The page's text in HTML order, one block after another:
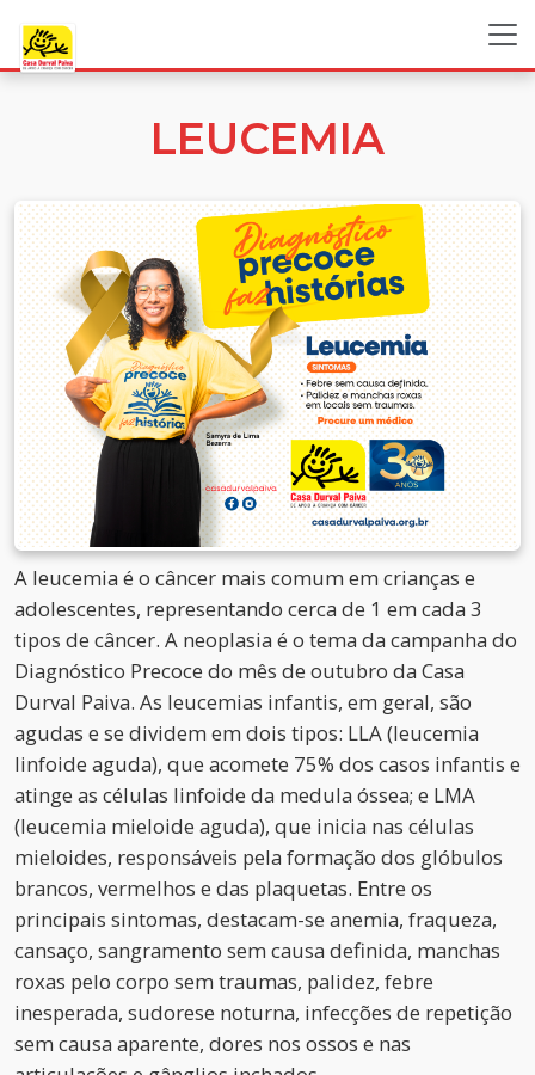
LEUCEMIA
A leucemia é o câncer mais comum em crianças e
adolescentes, representando cerca de 1 em cada 3
tipos de câncer. A neoplasia é o tema da campanha do
Diagnóstico Precoce do mês de outubro da Casa
Durval Paiva. As leucemias infantis, em geral, são
agudas e se dividem em dois tipos: LLA (leucemia
linfoide aguda), que acomete 75% dos casos infantis e
atinge as células linfoide da medula óssea; e LMA
(leucemia mieloide aguda), que inicia nas células
mieloides, responsáveis pela formação dos glóbulos
brancos, vermelhos e das plaquetas. Entre os
principais sintomas, destacam-se anemia, fraqueza,
cansaço, sangramento sem causa definida, manchas
roxas pelo corpo sem traumas, palidez, febre
inesperada, sudorese noturna, infecções de repetição
sem causa aparente, dores nos ossos e nas